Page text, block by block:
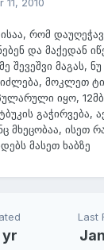
11, 2010
რომ
და მაქედან
შევეშვი მაგას,
მოკლეთ
იყო,
გაჭირვება,
მხეცობაა, ისეთ
მასეთ ხაბზე
yr
Last